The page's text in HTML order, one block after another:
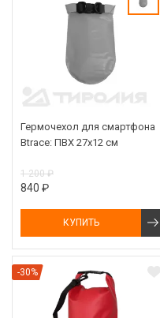
Гермочехол для смартфона
Btrace: ПВХ 27х12 см
1 200 ₽
840 ₽
КУПИТЬ
-30%